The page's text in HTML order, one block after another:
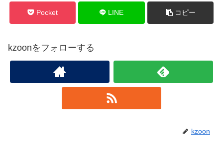
Pocket LINE コピー
kzoonをフォローする
kzoon